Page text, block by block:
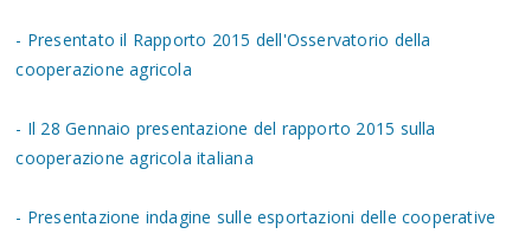
- Presentato il Rapporto 2015 dell'Osservatorio della
cooperazione agricola
- Il 28 Gennaio presentazione del rapporto 2015 sulla
cooperazione agricola italiana
- Presentazione indagine sulle esportazioni delle cooperative